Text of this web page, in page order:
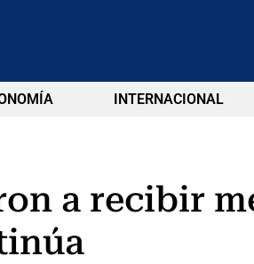
INTERNACIONAL
a recibir